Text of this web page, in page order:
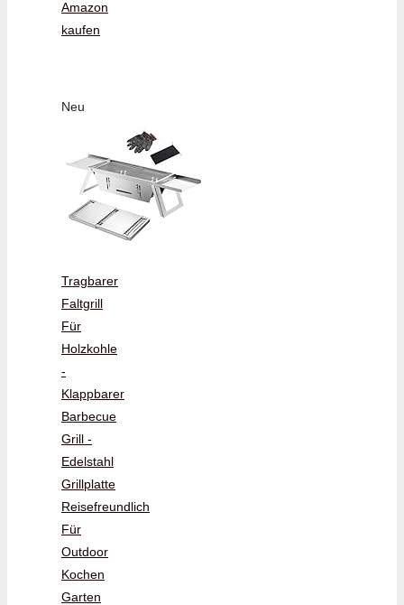
Amazon
kaufen
Neu
Tragbarer
Faltgrill
Für
Holzkohle
-
Klappbarer
Barbecue
Grill -
Edelstahl
Grillplatte
Reisefreundlich
Für
Outdoor
Kochen
Garten